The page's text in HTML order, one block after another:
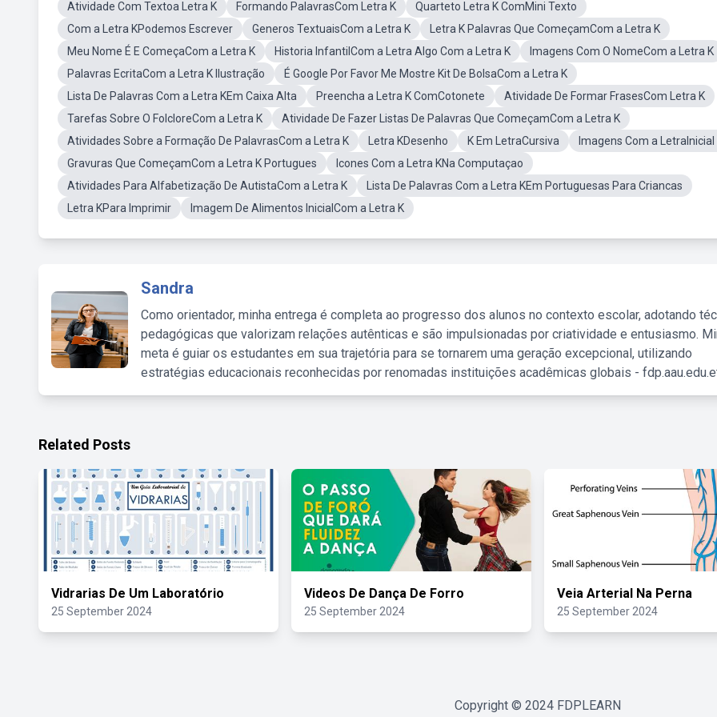
Atividade Com Textoa Letra K
Formando PalavrasCom Letra K
Quarteto Letra K ComMini Texto
Com a Letra KPodemos Escrever
Generos TextuaisCom a Letra K
Letra K Palavras Que ComeçamCom a Letra K
Meu Nome É E ComeçaCom a Letra K
Historia InfantilCom a Letra Algo Com a Letra K
Imagens Com O NomeCom a Letra K
Palavras EcritaCom a Letra K Ilustração
É Google Por Favor Me Mostre Kit De BolsaCom a Letra K
Lista De Palavras Com a Letra KEm Caixa Alta
Preencha a Letra K ComCotonete
Atividade De Formar FrasesCom Letra K
Tarefas Sobre O FolcloreCom a Letra K
Atividade De Fazer Listas De Palavras Que ComeçamCom a Letra K
Atividades Sobre a Formação De PalavrasCom a Letra K
Letra KDesenho K Em LetraCursiva
Imagens Com a LetraInicial
Gravuras Que ComeçamCom a Letra K Portugues
Icones Com a Letra KNa Computaçao
Atividades Para Alfabetização De AutistaCom a Letra K
Lista De Palavras Com a Letra KEm Portuguesas Para Criancas
Letra KPara Imprimir
Imagem De Alimentos InicialCom a Letra K
Sandra
Como orientador, minha entrega é completa ao progresso dos alunos no contexto escolar, adotando
pedagógicas que valorizam relações autênticas e são impulsionadas por criatividade e entusiasmo.
meta é guiar os estudantes em sua trajetória para se tornarem uma geração excepcional, utilizando
estratégias educacionais reconhecidas por renomadas instituições acadêmicas globais -
Related Posts
Vidrarias De Um Laboratório
25 September 2024
Videos De Dança De Forro
25 September 2024
Veia Arterial Na Perna
25 September 2024
Copyright © 2024 FDPLEARN